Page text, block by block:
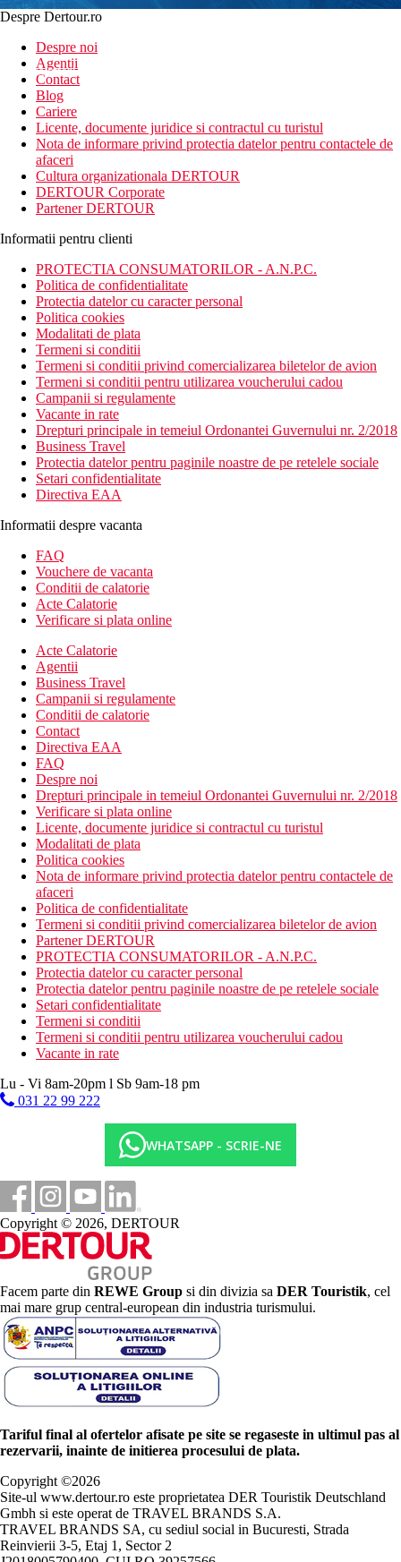
newsletter!
Despre Dertour.ro
Despre noi
Agentii
Contact
Blog
Cariere
Licente, documente juridice si contractul cu turistul
Nota de informare privind protectia datelor pentru contactele de
afaceri
Cultura organizationala DERTOUR
DERTOUR Corporate
Partener DERTOUR
Informatii pentru clienti
PROTECTIA CONSUMATORILOR - A.N.P.C.
Politica de confidentialitate
Protectia datelor cu caracter personal
Politica cookies
Modalitati de plata
Termeni si conditii
Termeni si conditii privind comercializarea biletelor de avion
Termeni si conditii pentru utilizarea voucherului cadou
Campanii si regulamente
Vacante in rate
Drepturi principale in temeiul Ordonantei Guvernului nr. 2/2018
Business Travel
Protectia datelor pentru paginile noastre de pe retelele sociale
Setari confidentialitate
Directiva EAA
Informatii despre vacanta
FAQ
Vouchere de vacanta
Conditii de calatorie
Acte Calatorie
Verificare si plata online
Acte Calatorie
Agentii
Business Travel
Campanii si regulamente
Conditii de calatorie
Contact
Directiva EAA
FAQ
Despre noi
Drepturi principale in temeiul Ordonantei Guvernului nr. 2/2018
Verificare si plata online
Licente, documente juridice si contractul cu turistul
Modalitati de plata
Politica cookies
Nota de informare privind protectia datelor pentru contactele de
afaceri
Politica de confidentialitate
Termeni si conditii privind comercializarea biletelor de avion
Partener DERTOUR
PROTECTIA CONSUMATORILOR - A.N.P.C.
Protectia datelor cu caracter personal
Protectia datelor pentru paginile noastre de pe retelele sociale
Setari confidentialitate
Termeni si conditii
Termeni si conditii pentru utilizarea voucherului cadou
Vacante in rate
Lu - Vi 8am-20pm l Sb 9am-18 pm
031 22 99 222
WHATSAPP - SCRIE-NE
Copyright © 2026, DERTOUR
Facem parte din REWE Group si din divizia sa DER Touristik, cel
mai mare grup central-european din industria turismului.
Tariful final al ofertelor afisate pe site se regaseste in ultimul pas al
rezervarii, inainte de initierea procesului de plata.
Copyright ©2026
Site-ul www.dertour.ro este proprietatea DER Touristik Deutschland
Gmbh si este operat de TRAVEL BRANDS S.A.
TRAVEL BRANDS SA, cu sediul social in Bucuresti, Strada
Reinvierii 3-5, Etaj 1, Sector 2